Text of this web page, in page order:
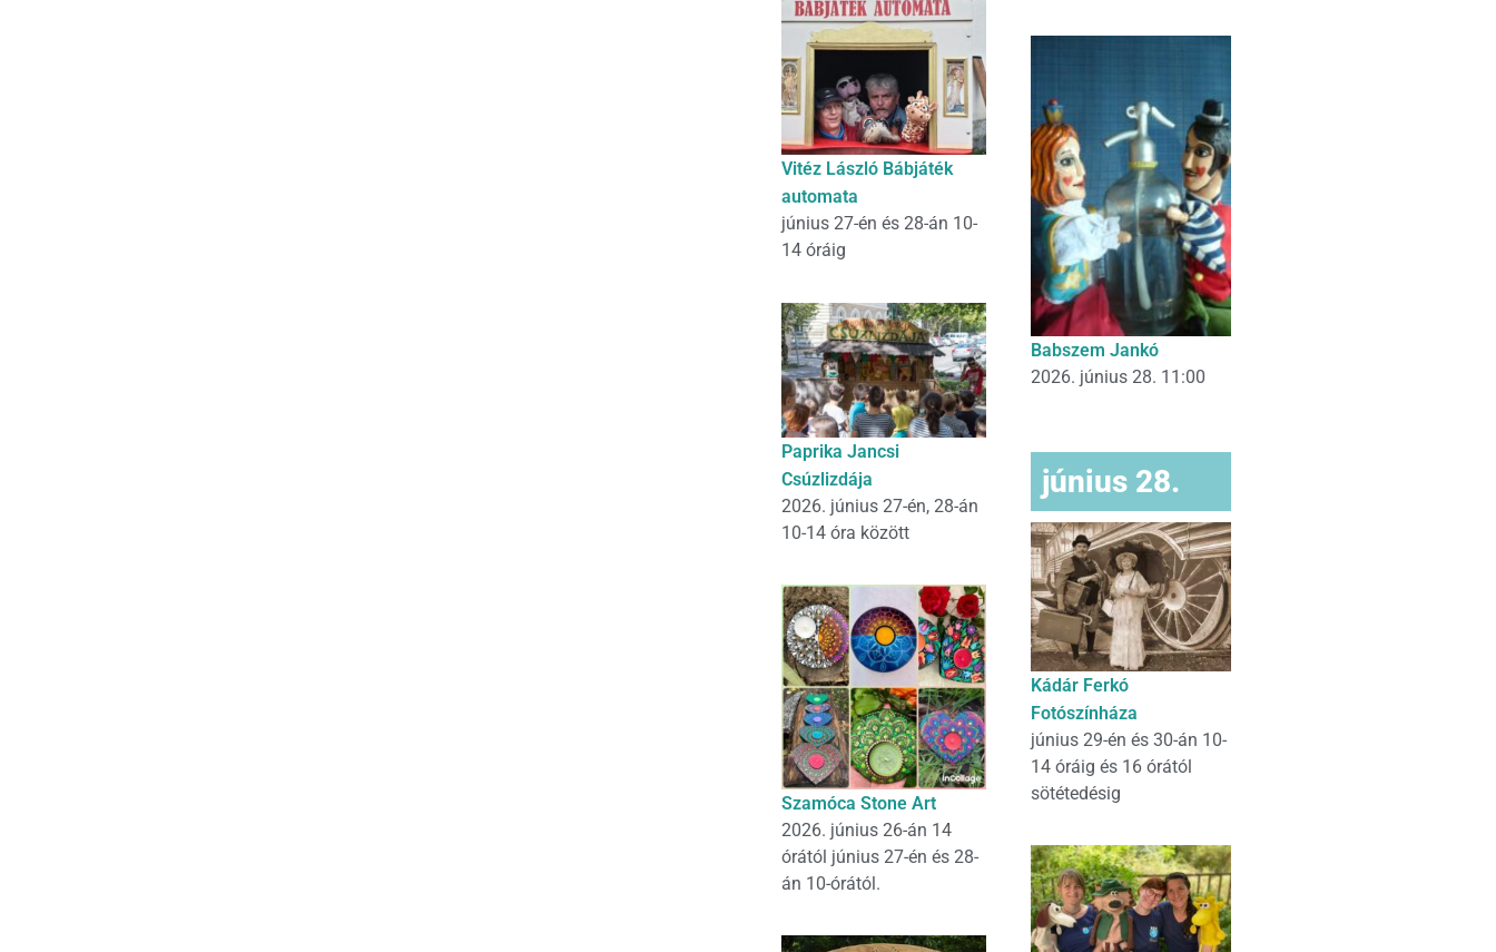
Vitéz László Bábjáték
automata
június 27-én és 28-án 10-
14 óráig
Paprika Jancsi
Csúzlizdája
2026. június 27-én, 28-án
10-14 óra között
Szamóca Stone Art
2026. június 26-án 14
órától június 27-én és 28-
án 10-órától.
Babszem Jankó
2026. június 28. 11:00
június 28.
Kádár Ferkó
Fotószínháza
június 29-én és 30-án 10-
14 óráig és 16 órától
sötétedésig